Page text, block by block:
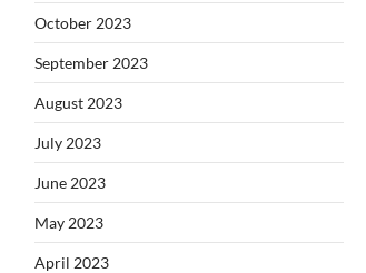
October 2023
September 2023
August 2023
July 2023
June 2023
May 2023
April 2023